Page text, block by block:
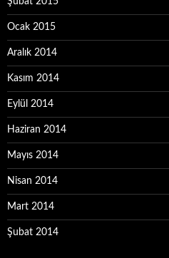
Ocak 2015
Aralık 2014
Kasım 2014
Eylül 2014
Haziran 2014
Mayıs 2014
Nisan 2014
Mart 2014
Şubat 2014